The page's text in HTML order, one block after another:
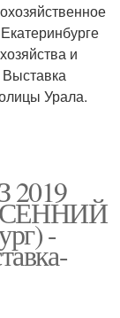
и
Урала.
2019
-